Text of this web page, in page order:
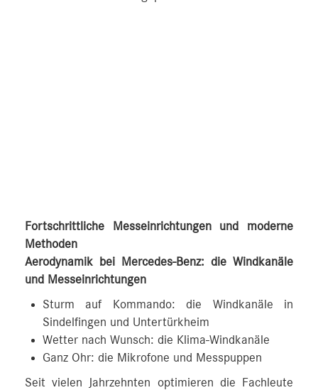
Fortschrittliche Messeinrichtungen und moderne
Methoden
Aerodynamik bei Mercedes-Benz: die Windkanäle
und Messeinrichtungen
Sturm auf Kommando: die Windkanäle in
Sindelfingen und Untertürkheim
Wetter nach Wunsch: die Klima-Windkanäle
Ganz Ohr: die Mikrofone und Messpuppen
Seit vielen Jahrzehnten optimieren die Fachleute